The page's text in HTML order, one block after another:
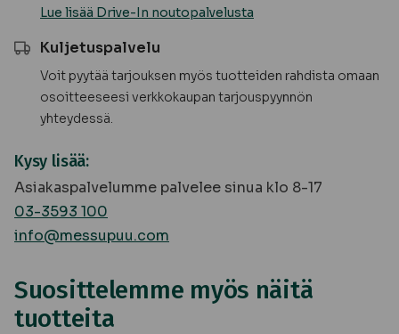
Lue lisää Drive-In noutopalvelusta
Kuljetuspalvelu
Voit pyytää tarjouksen myös tuotteiden rahdista omaan
osoitteeseesi verkkokaupan tarjouspyynnön
yhteydessä.
Kysy lisää:
Asiakaspalvelumme palvelee sinua klo 8-17
03-3593 100
info@messupuu.com
Suosittelemme myös näitä
tuotteita